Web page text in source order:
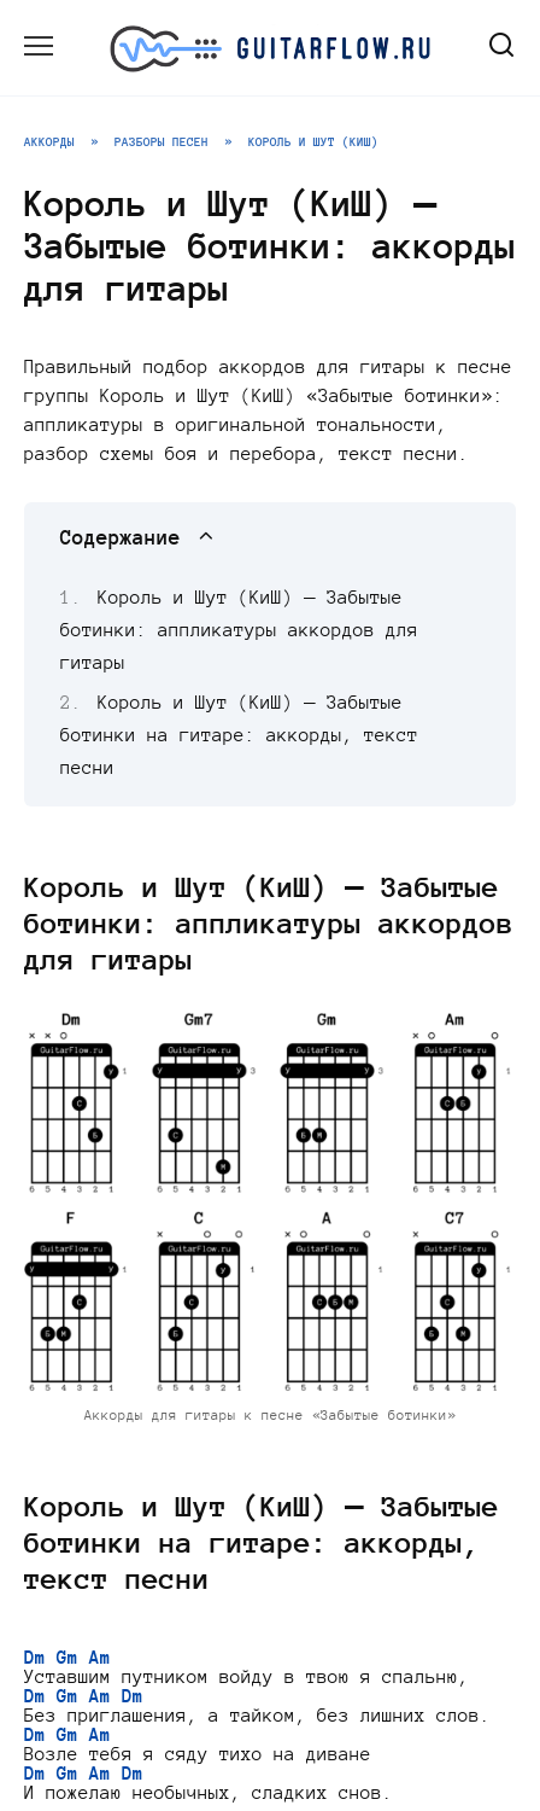
АККОРДЫ » РАЗБОРЫ ПЕСЕН » КОРОЛЬ И ШУТ (КИШ)
Король и Шут (КиШ) —
Забытые ботинки: аккорды
для гитары
Правильный подбор аккордов для гитары к песне
группы Король и Шут (КиШ) «Забытые ботинки»:
аппликатуры в оригинальной тональности,
разбор схемы боя и перебора, текст песни.
Содержание
Король и Шут (КиШ) — Забытые
ботинки: аппликатуры аккордов для
гитары
Король и Шут (КиШ) — Забытые
ботинки на гитаре: аккорды, текст
песни
Король и Шут (КиШ) — Забытые
ботинки: аппликатуры аккордов
для гитары
Аккорды для гитары к песне «Забытые ботинки»
Король и Шут (КиШ) — Забытые
ботинки на гитаре: аккорды,
текст песни
Dm Gm Am
Dm Gm Am Dm
Dm Gm Am
Dm Gm Am Dm
И пожелаю необычных, сладких снов.